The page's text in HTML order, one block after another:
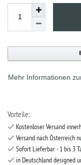
Mehr Informationen
Vorteile:
Kostenloser Versand
Versand nach Österreich
Sofort Lieferbar - 1 bis 3
in Deutschland designed